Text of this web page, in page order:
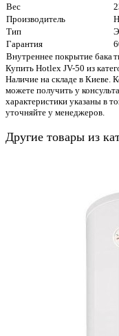
Вес
Производитель
Тип
Гарантия
Внутреннее покрытие бака
Купить Hotlex JV-50 из
Наличие на складе в Киеве.
можете получить у
характеристики указаны в
уточняйте у менеджеров.
Другие товары из